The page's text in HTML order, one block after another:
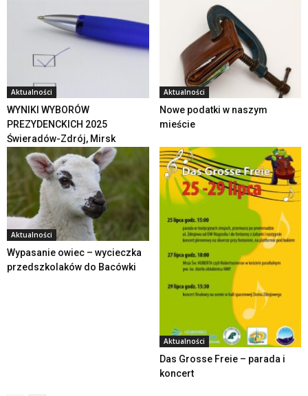
Aktualności
WYNIKI WYBORÓW
PREZYDENCKICH 2025
Świeradów-Zdrój, Mirsk
Aktualności
Nowe podatki w naszym
mieście
Aktualności
Wypasanie owiec – wycieczka
przedszkolaków do Bacówki
Aktualności
Das Grosse Freie – parada i
koncert